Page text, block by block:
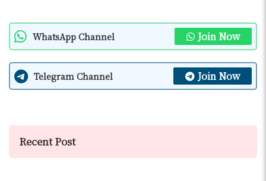
WhatsApp Channel Join Now
Telegram Channel Join Now
Recent Post